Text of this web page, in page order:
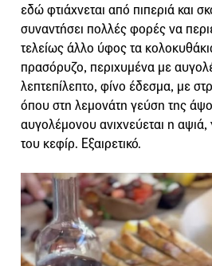
εδώ φτιάχνεται από πιπεριά και
συναντήσει πολλές φορές να
τελείως άλλο ύφος τα
πρασόρυζο, περιχυμένα με
λεπτεπίλεπτο, φίνο έδεσμα, με
όπου στη λεμονάτη γεύση της
αυγολέμονου ανιχνεύεται η
του κεφίρ. Εξαιρετικό.